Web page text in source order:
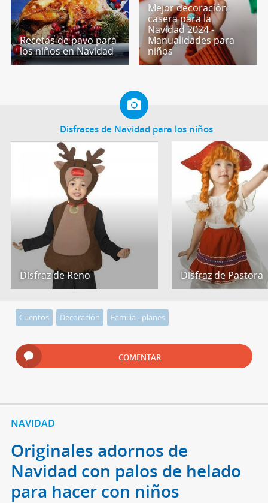
Recetas de pavo para
los niños en Navidad
Mejor decoración
casera para la
Navidad 2024 -
Manualidades para
niños
Disfraces de Navidad para los niños
Disfraz de Reno Disfraz de Pastora
Cuentos Decoración Familia - planes
COMENTAR
NAVIDAD
Originales adornos de
Navidad con palos de helado
para hacer con niños